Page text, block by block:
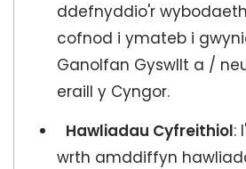
ddefnyddio'r
cofnod i ymateb i
Ganolfan Gyswllt a /
eraill y Cyngor.
Hawliadau Cyfreithiol:
wrth amddiffyn